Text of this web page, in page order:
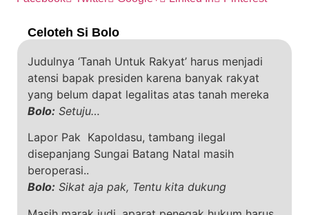
Celoteh Si Bolo
Judulnya ‘Tanah Untuk Rakyat’ harus menjadi
atensi bapak presiden karena banyak rakyat
yang belum dapat legalitas atas tanah mereka
Bolo: Setuju…
Lapor Pak Kapoldasu, tambang ilegal
disepanjang Sungai Batang Natal masih
beroperasi..
Bolo: Sikat aja pak, Tentu kita dukung